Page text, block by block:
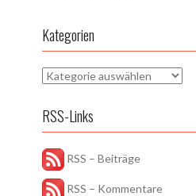
Kategorien
Kategorien
RSS-Links
RSS – Beiträge
RSS – Kommentare